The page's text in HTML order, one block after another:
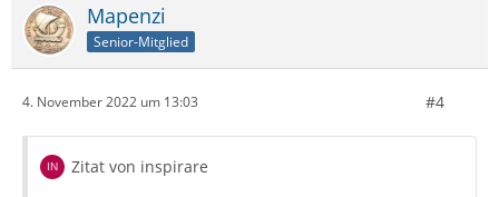
Mapenzi
Senior-Mitglied
4. November 2022 um 13:03 #4
Zitat von inspirare